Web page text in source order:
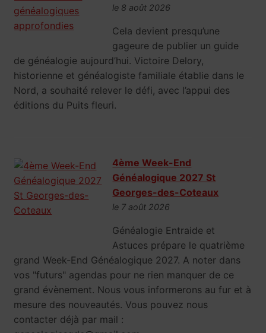
le 8 août 2026
Cela devient presqu’une
gageure de publier un guide
de généalogie aujourd’hui. Victoire Delory,
historienne et généalogiste familiale établie dans le
Nord, a souhaité relever le défi, avec l’appui des
éditions du Puits fleuri.
4ème Week-End
Généalogique 2027 St
Georges-des-Coteaux
le 7 août 2026
Généalogie Entraide et
Astuces prépare le quatrième
grand Week-End Généalogique 2027. A noter dans
vos "futurs" agendas pour ne rien manquer de ce
grand évènement. Nous vous informerons au fur et à
mesure des nouveautés. Vous pouvez nous
contacter déjà par mail :